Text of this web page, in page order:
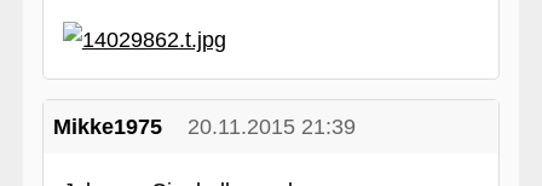
Mikke1975 20.11.2015 21:39